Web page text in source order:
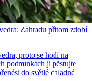
Zahradu přitom zdobí
proto se hodí na
podmínkách ji pěstujte
do světlé chladné